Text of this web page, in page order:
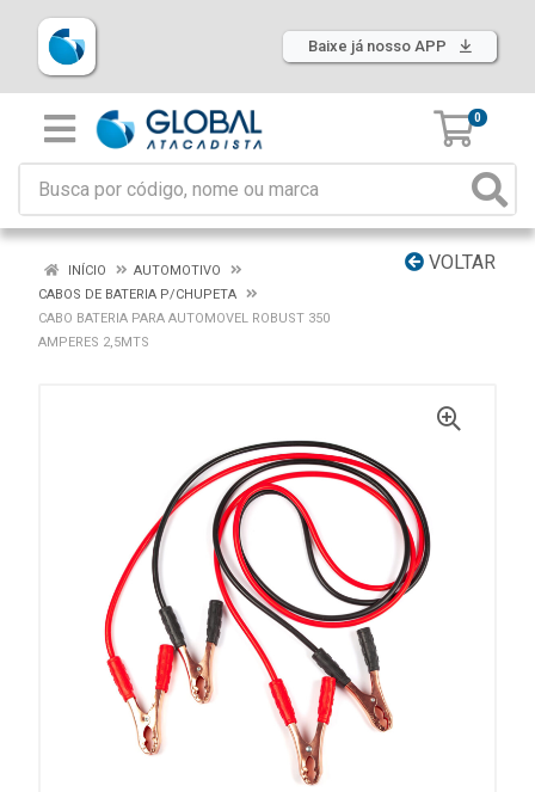
Baixe já nosso APP
0
VOLTAR
INÍCIO
AUTOMOTIVO
CABOS DE BATERIA P/CHUPETA
CABO BATERIA PARA AUTOMOVEL ROBUST 350
AMPERES 2,5MTS